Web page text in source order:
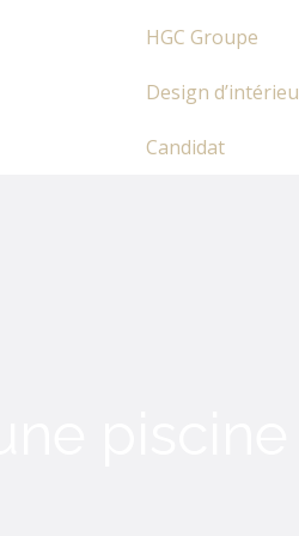
HGC Groupe
Design
Candidat